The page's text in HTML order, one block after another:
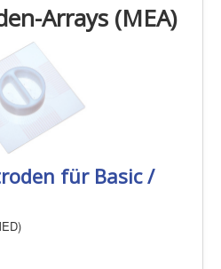
Arrays (MEA)
für Basic /